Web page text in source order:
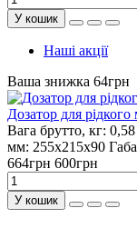
У кошик
Наші акції
Ваша знижка 64грн
Дозатор для
Вага брутто, кг: 0,58
мм: 255х215х90
664грн 600грн
У кошик